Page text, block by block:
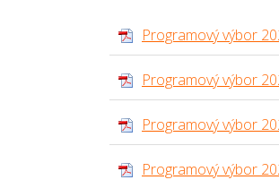
Programový výbor
Programový výbor
Programový výbor
Programový výbor